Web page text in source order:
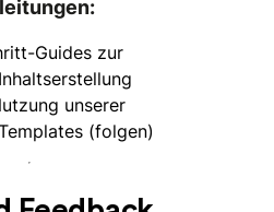
Guides zur
unserer
(folgen)